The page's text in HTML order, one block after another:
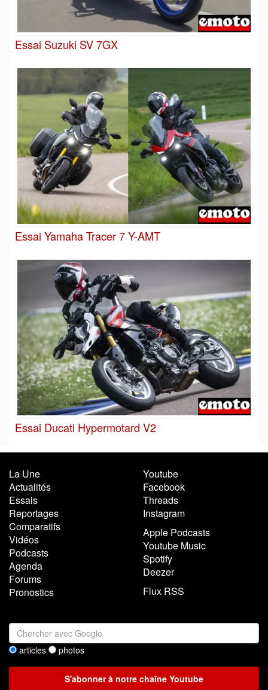
Essai Suzuki SV 7GX
Essai Yamaha Tracer 7 Y-AMT
Essai Ducati Hypermotard V2
La Une
Actualités
Essais
Reportages
Comparatifs
Vidéos
Podcasts
Agenda
Forums
Pronostics
Youtube
Facebook
Threads
Instagram
Apple Podcasts
Youtube Music
Spotify
Deezer
Flux RSS
articles photos